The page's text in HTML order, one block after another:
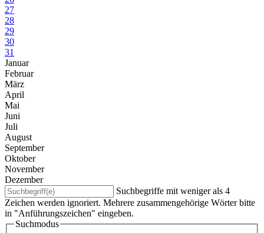
27
28
29
30
31
Januar
Februar
März
April
Mai
Juni
Juli
August
September
Oktober
November
Dezember
Suchbegriffe mit weniger als 4
Zeichen werden ignoriert. Mehrere zusammengehörige Wörter bitte
in "Anführungszeichen" eingeben.
Suchmodus